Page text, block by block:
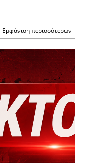
Εμφάνιση περισσότερων